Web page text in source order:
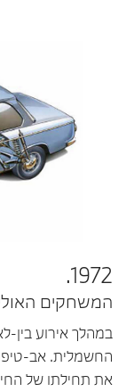
1972.
המשחקים
את תחילתו של